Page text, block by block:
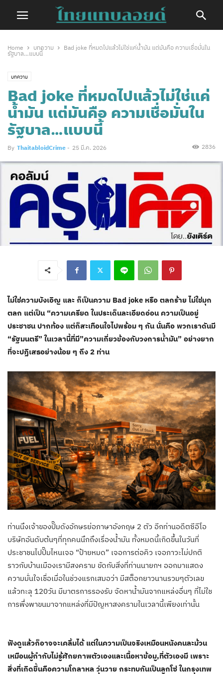
Home บทความ
Bad joke ที่หมดไปแล้วไม่ใช่แค่น้ำมัน แต่มันคือ ความเชื่อมั่นใน
รัฐบาล…แบบนี้
บทความ
Bad joke ที่หมดไปแล้วไม่ใช่แค่
น้ำมัน แต่มันคือ ความเชื่อมั่นใน
รัฐบาล…แบบนี้
By ThaitabloidCrime - 25 มี.ค. 2026 2836
ไม่ใช่ความบังเอิญ และ ก็เป็นความ Bad joke หรือ ตลกร้าย ไม่ใช่มุก
ตลก แต่เป็น “ความเครียด ในประเด็นละเอียดอ่อน ความเป็นอยู่
ประชาชน ปากท้อง แต่ก็สะเทือนใจไปพร้อม ๆ กัน นั่นคือ พวกเราดันมี
“รัฐมนตรี” ในเวลานี้ที่มี”ความเกี่ยวข้องกับวงการน้ำมัน” อย่างยาก
ที่จะปฏิเสธอย่างน้อย ๆ ถึง 2 ท่าน
ท่านนึงเจ้าของปั๊มดังอักษรย่อภาษาอังกฤษ 2 ตัว อีกท่านอดีตซีอีโอ
บริษัทอันดับต้นๆที่ทุกคนนึกถึงเรื่องน้ำมัน ทั้งหมดนี้เกิดขึ้นในวันที่
ประชาชนไปปั๊มไหนเจอ “ป้ายหมด” เจอการต่อคิว เจอภาวะไม่ปกติ
ราวกับบ้านเมืองเรามีสงคราม ขัดกับสิ่งที่ท่านนายกฯ ออกมาแสดง
ความมั่นใจเชื่อเมื่อในช่วงแรกเสมอว่า มีสต็อกยาวนานรวมๆตัวเลข
แล้วทะลุ 120วัน มีมาตรการรองรับ จัดหาน้ำมันจากแหล่งอื่นๆ ที่ไม่ใช
การพึ่งพาขนมาจากแหล่งที่มีปัญหาสงครามในเวลานี้เพียงเท่านั้น
ฟังดูแล้วก็อาจจะเคลิ้มได้ แต่ในความเป็นจริงเหมือนหนังคนละม้วน
เหมือนผู้กำกับไม่รู้ศักยภาพตัวเองและเนื้อหาข้อมู,ที่ตัวเองมี เพราะ
สิ่งที่เกิดขึ้นคือความโกลาหล วุ่นวาย กระทบกันเป็นลูกโซ่ ในกรุงเทพ